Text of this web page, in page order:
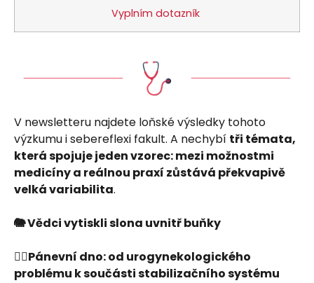
Vyplním dotazník
V newsletteru najdete loňské výsledky tohoto
výzkumu i sebereflexi fakult. A nechybí tři témata,
která spojuje jeden vzorec: mezi možnostmi
medicíny a reálnou praxí zůstává překvapivě
velká variabilita.
🐘 Vědci vytiskli slona uvnitř buňky
🧘‍♀️Pánevní dno: od urogynekologického
problému k součásti stabilizačního systému